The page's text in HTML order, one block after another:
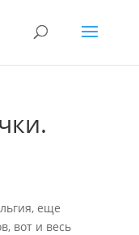
еще
вот и весь